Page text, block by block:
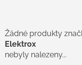
Žádné produkty
Elektrox
nebyly nalezeny...